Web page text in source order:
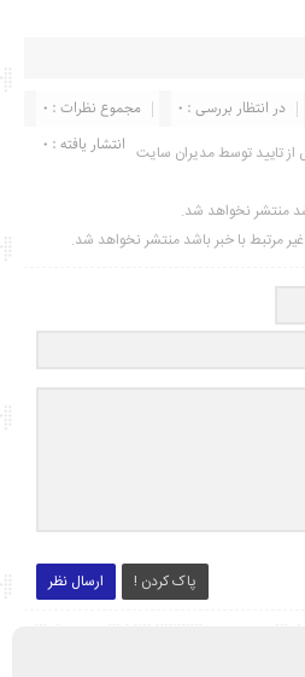
مجموع نظرات : 0
در انتظار بررسی : 0
انتشار یافته : ۰ تایید توسط مدیران سایت
منتشر نخواهد شد.
غیر مرتبط با خبر باشد منتشر نخواهد شد.
ارسال نظر پاک کردن !